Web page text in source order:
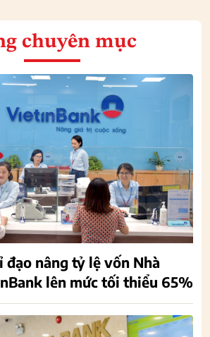
chuyên mục
đạo nâng tỷ lệ vốn Nhà
lên mức tối thiểu 65%